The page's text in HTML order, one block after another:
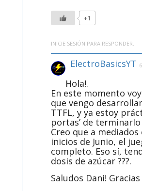
+1
INICIE SESIÓN PARA RESPONDER.
ElectroBasicsYT
Hola!.
En este momento
que vengo
TTFL, y ya estoy
portas’ de terminarlo
Creo que a mediados
inicios de Junio, el
completo. Eso sí,
dosis de azúcar ???.
Saludos Dani!